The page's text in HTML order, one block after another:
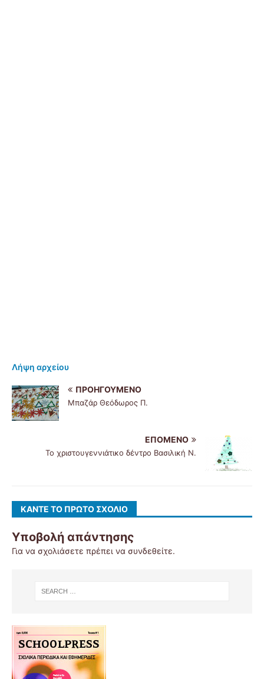
Λήψη αρχείου
ΠΡΟΗΓΟΎΜΕΝΟ
Μπαζάρ Θεόδωρος Π.
ΕΠΌΜΕΝΟ
Το χριστουγεννιάτικο δέντρο Βασιλική Ν.
ΚΆΝΤΕ ΤΟ ΠΡΏΤΟ ΣΧΌΛΙΟ
Υποβολή απάντησης
Για να σχολιάσετε πρέπει να συνδεθείτε.